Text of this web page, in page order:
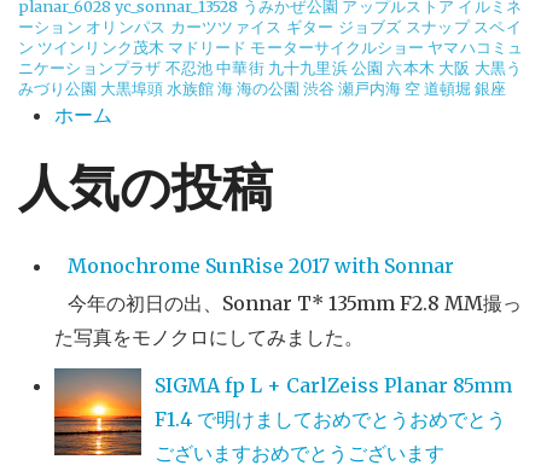
planar_6028 yc_sonnar_13528 うみかぜ公園 アップルストア イルミネ
ーション オリンパス カーツツァイス ギター ジョブズ スナップ スペイ
ン ツインリンク茂木 マドリード モーターサイクルショー ヤマハコミュ
ニケーションプラザ 不忍池 中華街 九十九里浜公園 六本木 大阪 大黒う
みづり公園 大黒埠頭 水族館海海の公園 渋谷瀬戸内海 空道頓堀 銀座
ホーム
人気の投稿
Monochrome SunRise 2017 with Sonnar
今年の初日の出、Sonnar T* 135mm F2.8 MM撮っ
た写真をモノクロにしてみました。
SIGMA fp L + CarlZeiss Planar 85mm
F1.4 で明けましておめでとうおめでとう
ございますおめでとうございます